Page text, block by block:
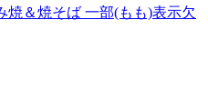
焼＆焼そば 一部(もも)表示欠